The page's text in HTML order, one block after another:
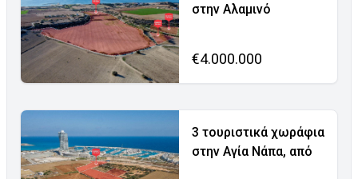
στην Αλαμινό
€4.000.000
3 τουριστικά χωράφια
στην Αγία Νάπα, από